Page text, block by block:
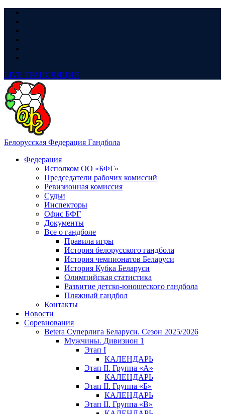
LIVE ТРАНСЛЯЦИЯ
Белорусская Федерация Гандбола
Федерация
Исполком ОО «БФГ»
Председатели рабочих комиссий
Ревизионная комиссия
Судьи
Инспекторы
Офис БФГ
Документы
Все о гандболе
Правила игры
История белорусского гандбола
История чемпионатов Беларуси
История Кубка Беларуси
Олимпийская статистика
Развитие детско-юношеского гандбола
Пляжный гандбол
Контакты
Новости
Соревнования
Betera Суперлига Беларуси. Сезон 2025/2026
Мужчины. Дивизион 1
Этап I
КАЛЕНДАРЬ
Этап II. Группа «А»
КАЛЕНДАРЬ
Этап II. Группа «Б»
КАЛЕНДАРЬ
Этап II. Группа «В»